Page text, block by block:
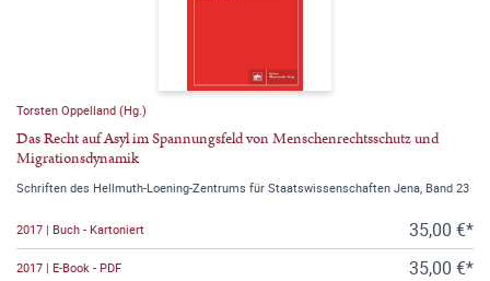
Torsten Oppelland (Hg.)
Das Recht auf Asyl im Spannungsfeld von Menschenrechtsschutz und
Migrationsdynamik
Schriften des Hellmuth-Loening-Zentrums für Staatswissenschaften Jena, Band 23
2017 | Buch - Kartoniert 35,00 €*
2017 | E-Book - PDF 35,00 €*